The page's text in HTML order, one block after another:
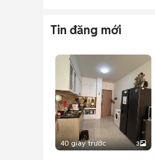
Tin đăng mới
40 giây trước 3